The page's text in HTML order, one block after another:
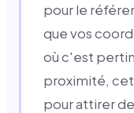
pour le
que vos
où c'est
proximité,
pour attirer